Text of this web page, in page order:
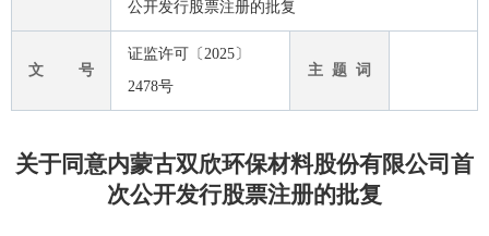
公开发行股票注册的批复
文 号
证监许可〔2025〕
2478号
主 题 词
关于同意内蒙古双欣环保材料股份有限公司首
次公开发行股票注册的批复